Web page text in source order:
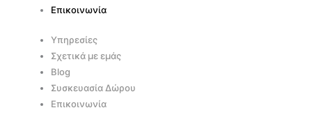
Επικοινωνία
Υπηρεσίες
Σχετικά με εμάς
Blog
Συσκευασία Δώρου
Επικοινωνία